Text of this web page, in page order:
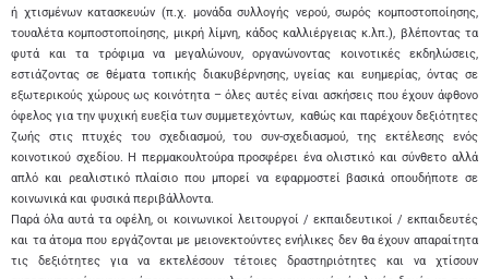
ή χτισμένων κατασκευών (π.χ. μονάδα συλλογής νερού, σωρός κομποστοποίησης,
τουαλέτα κομποστοποίησης, μικρή λίμνη, κάδος καλλιέργειας κ.λπ.), βλέποντας τα
φυτά και τα τρόφιμα να μεγαλώνουν, οργανώνοντας κοινοτικές εκδηλώσεις,
εστιάζοντας σε θέματα τοπικής διακυβέρνησης, υγείας και ευημερίας, όντας σε
εξωτερικούς χώρους ως κοινότητα – όλες αυτές είναι ασκήσεις που έχουν άφθονο
όφελος για την ψυχική ευεξία των συμμετεχόντων, καθώς και παρέχουν δεξιότητες
ζωής στις πτυχές του σχεδιασμού, του συν-σχεδιασμού, της εκτέλεσης ενός
κοινοτικού σχεδίου. Η περμακουλτούρα προσφέρει ένα ολιστικό και σύνθετο αλλά
απλό και ρεαλιστικό πλαίσιο που μπορεί να εφαρμοστεί βασικά οπουδήποτε σε
κοινωνικά και φυσικά περιβάλλοντα.
Παρά όλα αυτά τα οφέλη, οι κοινωνικοί λειτουργοί / εκπαιδευτικοί / εκπαιδευτές
και τα άτομα που εργάζονται με μειονεκτούντες ενήλικες δεν θα έχουν απαραίτητα
τις δεξιότητες για να εκτελέσουν τέτοιες δραστηριότητες και να χτίσουν